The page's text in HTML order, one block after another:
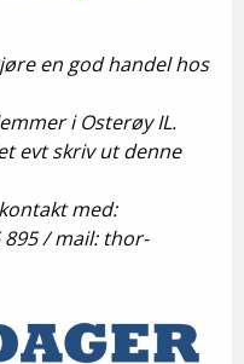
en god handel hos
i Osterøy IL.
evt skriv ut denne
med:
895 / mail: thor-